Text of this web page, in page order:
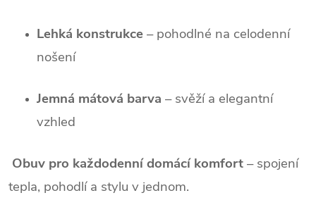
Lehká konstrukce– pohodlné na celodenní
nošení
Jemná mátová barva – svěží a elegantní
vzhled
Obuv pro každodenní domácí komfort– spojení
tepla, pohodlí a stylu v jednom.